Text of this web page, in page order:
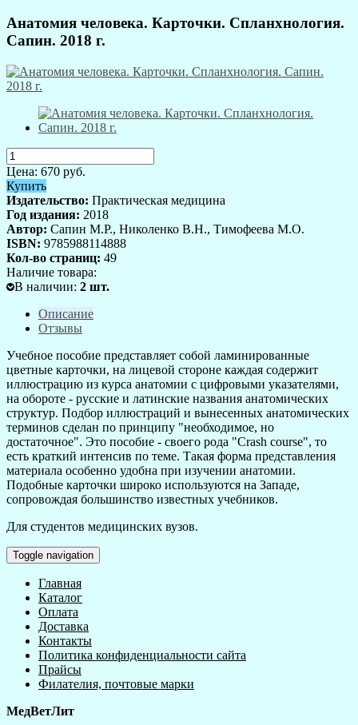
Анатомия человека. Карточки. Спланхнология.
Сапин. 2018 г.
Цена: 670 руб.
Купить
Издательство: Практическая медицина
Год издания: 2018
Автор: Сапин М.Р., Николенко В.Н., Тимофеева М.О.
ISBN: 9785988114888
Кол-во страниц: 49
Наличие товара:
В наличии: 2 шт.
Описание
Отзывы
Учебное пособие представляет собой ламинированные
цветные карточки, на лицевой стороне каждая содержит
иллюстрацию из курса анатомии с цифровыми указателями,
на обороте - русские и латинские названия анатомиче­ских
структур. Подбор иллюстраций и вынесенных анато­мических
терминов сделан по принципу "необходимое, но
достаточное". Это пособие - своего рода "Crash course", то
есть краткий интенсив по теме. Такая форма представ­ления
материала особенно удобна при изучении анато­мии.
Подобные карточки широко используются на Западе,
сопровождая большинство известных учебников.
Для студентов медицинских вузов.
Toggle navigation
Главная
Каталог
Оплата
Доставка
Контакты
Политика конфиденциальности сайта
Прайсы
Филателия, почтовые марки
МедВетЛит